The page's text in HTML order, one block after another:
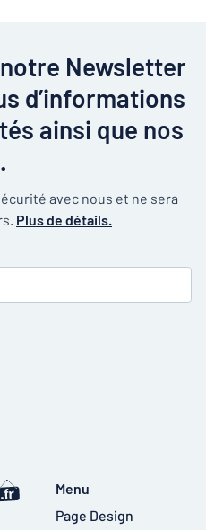
Newsletter
d’informations
ainsi que nos
avec nous et ne sera
Plus de détails.
Menu
Page Design